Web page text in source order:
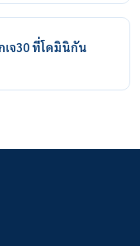
เจ30 ที่โดมินิกัน